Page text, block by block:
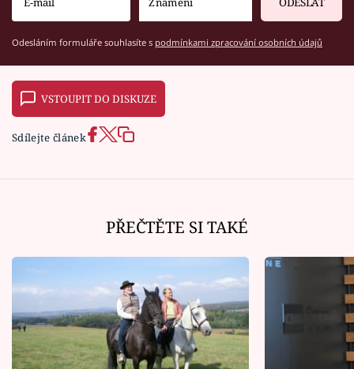
Odesláním formuláře souhlasíte s podmínkami zpracování osobních údajů
VSTOUPIT DO DISKUZE
Sdílejte článek
PŘEČTĚTE SI TAKÉ